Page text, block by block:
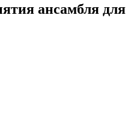
ансамбля для